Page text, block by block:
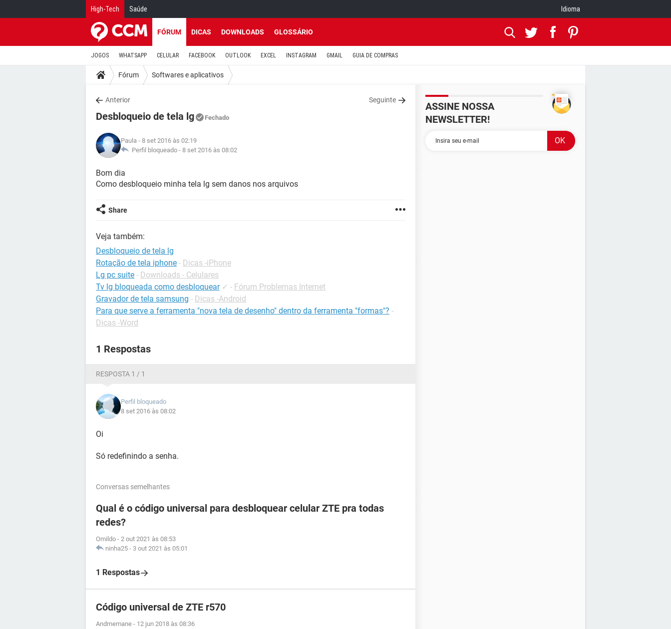
High-Tech Saúde Idioma
FÓRUM DICAS DOWNLOADS GLOSSÁRIO
JOGOS WHATSAPP CELULAR FACEBOOK OUTLOOK EXCEL INSTAGRAM GMAIL GUIA DE COMPRAS
Fórum Softwares e aplicativos
Anterior Seguinte
Desbloqueio de tela lg Fechado
Paula - 8 set 2016 às 02:19
Perfil bloqueado - 8 set 2016 às 08:02
Bom dia
Como desbloqueio minha tela lg sem danos nos arquivos
Share
Veja também:
Desbloqueio de tela lg
Rotação de tela iphone - Dicas -iPhone
Lg pc suite - Downloads - Celulares
Tv lg bloqueada como desbloquear ✓ - Fórum Problemas Internet
Gravador de tela samsung - Dicas -Android
Para que serve a ferramenta "nova tela de desenho" dentro da ferramenta "formas"? -
Dicas -Word
1 Respostas
RESPOSTA 1 / 1
Perfil bloqueado
8 set 2016 às 08:02
Oi
Só redefinindo a senha.
Conversas semelhantes
Qual é o código universal para desbloquear celular ZTE pra todas
redes?
Omildo - 2 out 2021 às 08:53
ninha25 - 3 out 2021 às 05:01
1 Respostas
Código universal de ZTE r570
Andrnemane - 12 jun 2018 às 08:36
ASSINE NOSSA
NEWSLETTER!